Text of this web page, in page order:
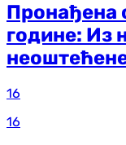
Пронађена
године: Из
16
16